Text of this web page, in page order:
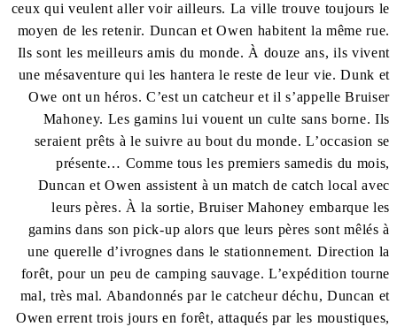
ceux qui veulent aller voir ailleurs. La ville trouve toujours le
moyen de les retenir. Duncan et Owen habitent la même rue.
Ils sont les meilleurs amis du monde. À douze ans, ils vivent
une mésaventure qui les hantera le reste de leur vie. Dunk et
Owe ont un héros. C’est un catcheur et il s’appelle Bruiser
Mahoney. Les gamins lui vouent un culte sans borne. Ils
seraient prêts à le suivre au bout du monde. L’occasion se
présente… Comme tous les premiers samedis du mois,
Duncan et Owen assistent à un match de catch local avec
leurs pères. À la sortie, Bruiser Mahoney embarque les
gamins dans son pick-up alors que leurs pères sont mêlés à
une querelle d’ivrognes dans le stationnement. Direction la
forêt, pour un peu de camping sauvage. L’expédition tourne
mal, très mal. Abandonnés par le catcheur déchu, Duncan et
Owen errent trois jours en forêt, attaqués par les moustiques,